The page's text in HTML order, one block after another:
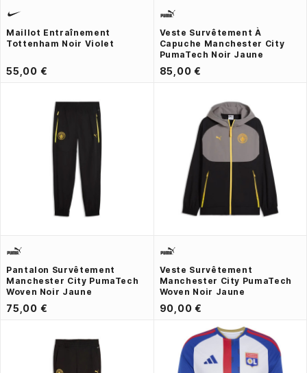
Maillot Entraînement
Tottenham Noir Violet
55,00 €
Veste Survêtement À
Capuche Manchester City
PumaTech Noir Jaune
85,00 €
Pantalon Survêtement
Manchester City PumaTech
Woven Noir Jaune
75,00 €
Veste Survêtement
Manchester City PumaTech
Woven Noir Jaune
90,00 €